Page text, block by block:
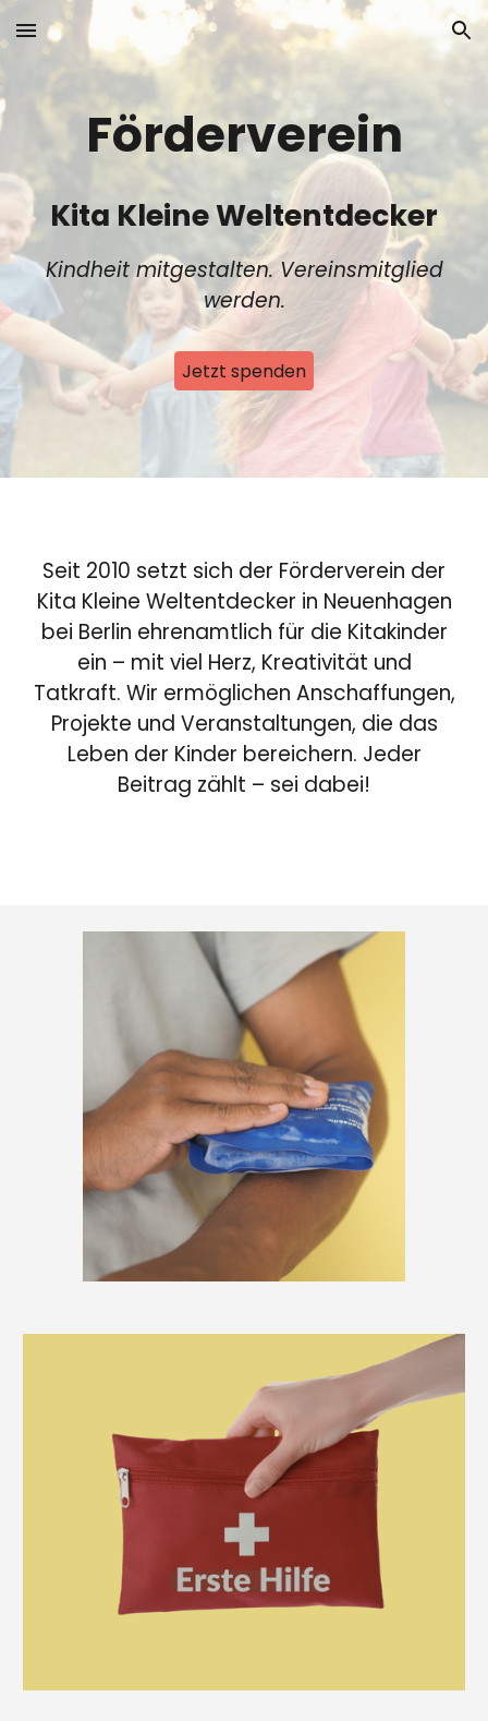
Skip to main content Skip to navigation
Förderverein
Kita Kleine Weltentdecker
Kindheit mitgestalten. Vereinsmitglied
werden.
Jetzt spenden
Seit 2010 setzt sich der Förderverein der
Kita Kleine Weltentdecker in Neuenhagen
bei Berlin ehrenamtlich für die Kitakinder
ein – mit viel Herz, Kreativität und
Tatkraft. Wir ermöglichen Anschaffungen,
Projekte und Veranstaltungen, die das
Leben der Kinder bereichern. Jeder
Beitrag zählt – sei dabei!